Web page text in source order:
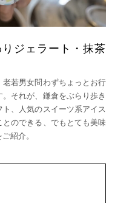
ジェラート・抹茶
若男女問わずちょっとお行
それが、鎌倉をぶらり歩き
、人気のスイーツ系アイス
のできる、でもとても美味
紹介。